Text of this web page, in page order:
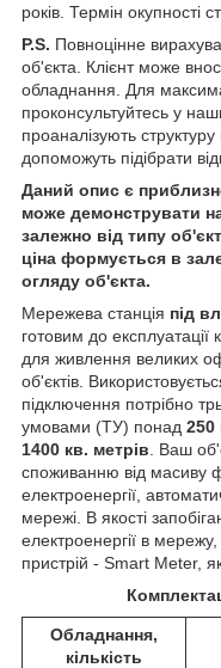
років. Термін окупності
P.S. Повноцінне
об'єкта. Клієнт може
обладнання. Для
проконсультуйтесь у
проаналізують
допоможуть підібрати
Даний опис є
може демонструвати
залежно від типу
ціна формується в
огляду об'єкта.
Мережева станція під
готовим до
для живлення великих
об'єктів.
підключення потрібно
умовами (ТУ) понад 250
1400 кв. метрів . Ваш
споживанню від масиву
електроенергії,
мережі. В якості
електроенергії в
пристрій - Smart Meter,
Обладнання,
кількість